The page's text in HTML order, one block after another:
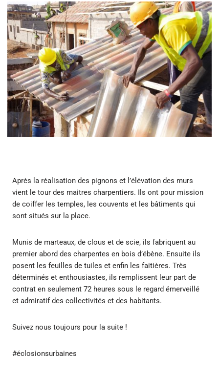
Après la réalisation des pignons et l’élévation des murs
vient le tour des maitres charpentiers. Ils ont pour mission
de coiffer les temples, les couvents et les bâtiments qui
sont situés sur la place.
Munis de marteaux, de clous et de scie, ils fabriquent au
premier abord des charpentes en bois d’ébène. Ensuite ils
posent les feuilles de tuiles et enfin les faitières. Très
déterminés et enthousiastes, ils remplissent leur part de
contrat en seulement 72 heures sous le regard émerveillé
et admiratif des collectivités et des habitants.
Suivez nous toujours pour la suite !
#éclosionsurbaines